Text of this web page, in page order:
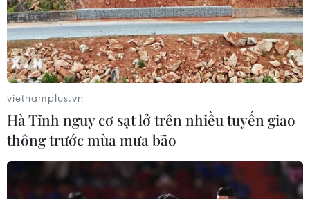
vietnamplus.vn
Hà Tĩnh nguy cơ sạt lở trên nhiều tuyến giao
thông trước mùa mưa bão